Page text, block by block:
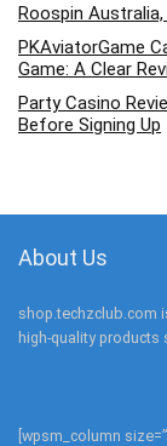
Roospin
PKAviatorGame
Game: A Clear
Party Casino
Before Signing Up
About Us
shop.techzclub.com
high-quality products
[wpsm_column